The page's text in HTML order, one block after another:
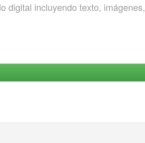
digital incluyendo texto, imágenes,